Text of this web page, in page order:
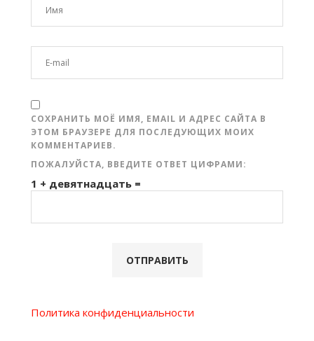
СОХРАНИТЬ МОЁ ИМЯ, EMAIL И АДРЕС САЙТА В
ЭТОМ БРАУЗЕРЕ ДЛЯ ПОСЛЕДУЮЩИХ МОИХ
КОММЕНТАРИЕВ.
ПОЖАЛУЙСТА, ВВЕДИТЕ ОТВЕТ ЦИФРАМИ:
1 + девятнадцать =
Политика конфиденциальности